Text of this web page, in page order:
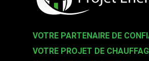
VOTRE PARTENAIRE DE
VOTRE PROJET DE